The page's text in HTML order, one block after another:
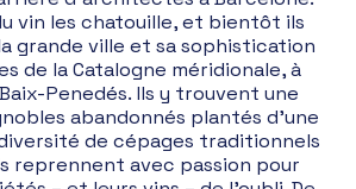
vin les chatouille, et bientôt ils
grande ville et sa sophistication
de la Catalogne méridionale, à
Penedés. Ils y trouvent une
abandonnés plantés d’une
de cépages traditionnels
reprennent avec passion pour